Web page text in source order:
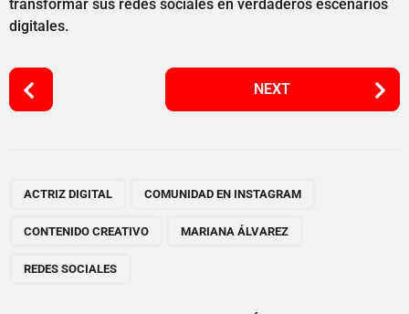
transformar sus redes sociales en verdaderos escenarios
digitales.
P
o
NEXT
ACTRIZ DIGITAL COMUNIDAD EN INSTAGRAM
CONTENIDO CREATIVO MARIANA ÁLVAREZ
REDES SOCIALES